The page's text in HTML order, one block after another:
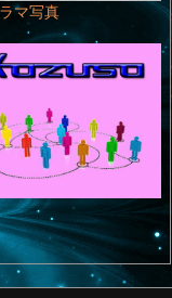
マ写真